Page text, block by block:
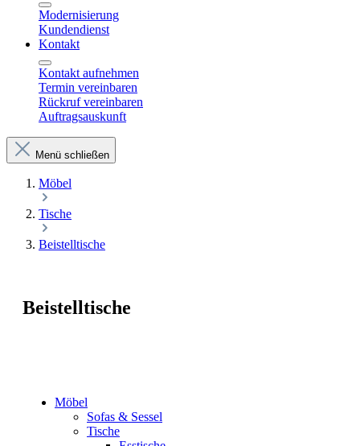
Modernisierung
Kundendienst
Kontakt
Kontakt aufnehmen
Termin vereinbaren
Rückruf vereinbaren
Auftragsauskunft
Menü schließen
Möbel
Tische
Beistelltische
Beistelltische
Möbel
Sofas & Sessel
Tische